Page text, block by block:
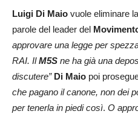
Luigi Di Maio vuole eliminare
parole del leader del
approvare una legge per
RAI. IlM5S ne ha già una
discutere” Di Maio poi
che pagano il canone, non dei
per tenerla in piedi così. O